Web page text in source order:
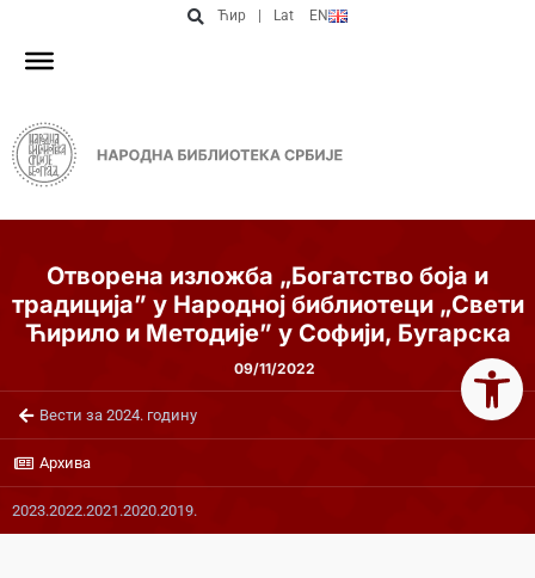
Ћир Lat EN
Oтворена изложба „Богатство боја и
традиција” у Народној библиотеци „Свети
Ћирило и Методије” у Софији, Бугарска
09/11/2022
Вести за 2024. годину
Архива
2023.2022.2021.2020.2019.